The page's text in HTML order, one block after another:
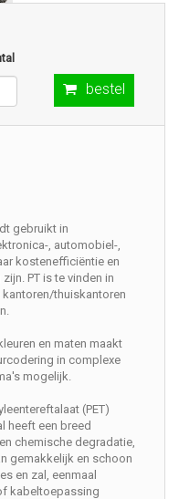
bestel
gebruikt in
, automobiel-,
kostenefficiëntie en
PT is te vinden in
thuiskantoren
en maten maakt
in complexe
mogelijk.
(PET)
heeft een breed
chemische degradatie,
gemakkelijk en schoon
en zal, eenmaal
kabeltoepassing